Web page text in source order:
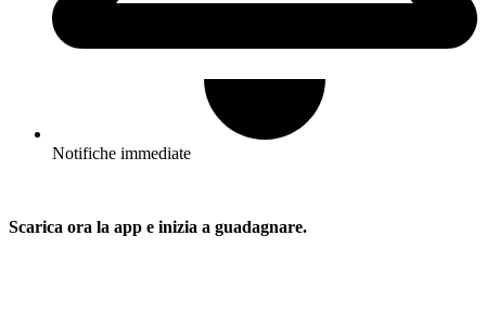
Notifiche immediate
Scarica ora la app e inizia a guadagnare.